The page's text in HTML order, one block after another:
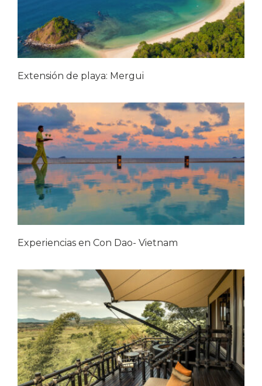
Extensión de playa: Mergui
Experiencias en Con Dao- Vietnam